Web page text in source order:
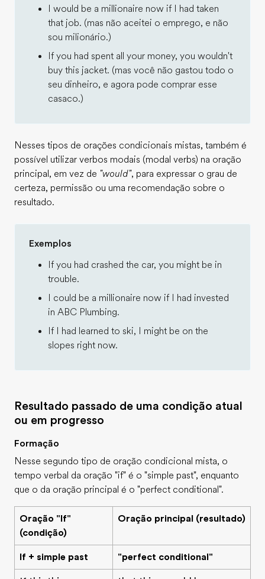
I would be a millionaire now if I had taken
that job. (mas não aceitei o emprego, e não
sou milionário.)
If you had spent all your money, you wouldn't
buy this jacket. (mas você não gastou todo o
seu dinheiro, e agora pode comprar esse
casaco.)
Nesses tipos de orações condicionais mistas, também é
possível utilizar verbos modais (modal verbs) na oração
principal, em vez de "would", para expressar o grau de
certeza, permissão ou uma recomendação sobre o
resultado.
Exemplos
If you had crashed the car, you might be in
trouble.
I could be a millionaire now if I had invested
in ABC Plumbing.
If I had learned to ski, I might be on the
slopes right now.
Resultado passado de uma condição atual
ou em progresso
Formação
Nesse segundo tipo de oração condicional mista, o
tempo verbal da oração "if" é o "simple past", enquanto
que o da oração principal é o "perfect conditional".
Oração "If"
(condição)
Oração principal (resultado)
If + simple past "perfect conditional"